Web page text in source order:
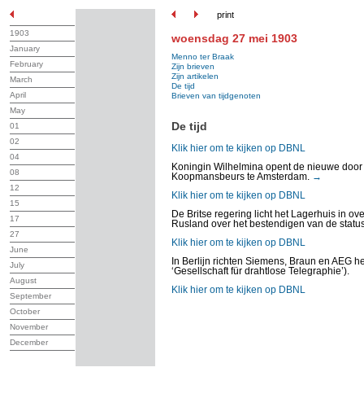
print
1903
January
February
March
April
May
01
02
04
08
12
15
17
27
June
July
August
September
October
November
December
woensdag 27 mei 1903
Menno ter Braak
Zijn brieven
Zijn artikelen
De tijd
Brieven van tijdgenoten
De tijd
Klik hier om te kijken op DBNL
Koningin Wilhelmina opent de nieuwe
Koopmansbeurs te Amsterdam.
→
Klik hier om te kijken op DBNL
De Britse regering licht het Lagerhuis in
Rusland over het bestendigen van de
Klik hier om te kijken op DBNL
In Berlijn richten Siemens, Braun en AEG
‘Gesellschaft für drahtlose Telegraphie’).
Klik hier om te kijken op DBNL